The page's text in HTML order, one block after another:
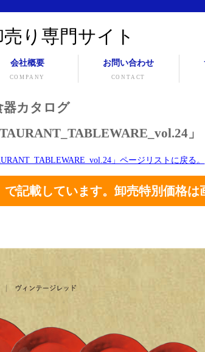
り専門サイト
会社概要
COMPANY
お問い合わせ
CONTACT
器カタログ
」
」ページリストに戻る。
で記載しています。卸売特別価格は